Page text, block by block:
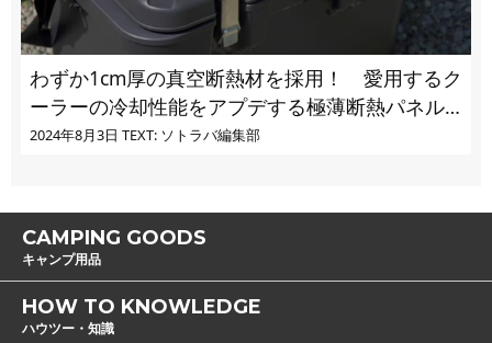
わずか1cm厚の真空断熱材を採用！ 愛用するク
ーラーの冷却性能をアプデする極薄断熱パネル
の実力とは
2024年8月3日 TEXT: ソトラバ編集部
CAMPING GOODS
キャンプ用品
HOW TO KNOWLEDGE
ハウツー・知識